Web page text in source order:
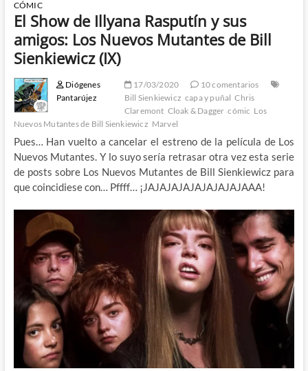
CÓMIC
El Show de Illyana Rasputín y sus
amigos: Los Nuevos Mutantes de Bill
Sienkiewicz (IX)
Diógenes
Pantarújez
17/03/2020
10 comentarios
Bill Sienkiewicz capa y puñal Chris
Claremont Cloak & Dagger cómic Los
Nuevos Mutantes de Bill Sienkiewicz Marvel
Pues… Han vuelto a cancelar el estreno de la película de Los
Nuevos Mutantes. Y lo suyo sería retrasar otra vez esta serie
de posts sobre Los Nuevos Mutantes de Bill Sienkiewicz para
que coincidiese con… Pffff… ¡JAJAJAJAJAJAJAJAJAAA!